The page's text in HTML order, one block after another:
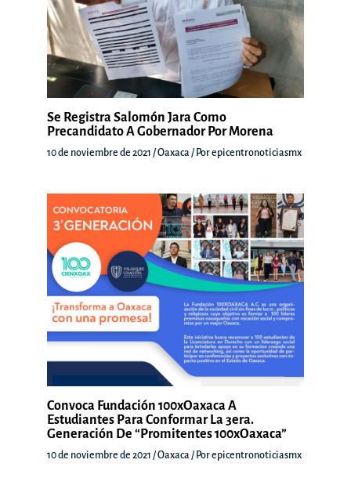
Se Registra Salomón Jara Como
Precandidato A Gobernador Por Morena
10 de noviembre de 2021 /Oaxaca / Porepicentronoticiasmx
Convoca Fundación 100xOaxaca A
Estudiantes Para Conformar La 3era.
Generación De “Promitentes 100xOaxaca”
10 de noviembre de 2021 /Oaxaca / Porepicentronoticiasmx